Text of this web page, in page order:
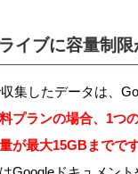
イブに容量制限
集したデータは、
プランの場合、1つ
が最大15GBまでです